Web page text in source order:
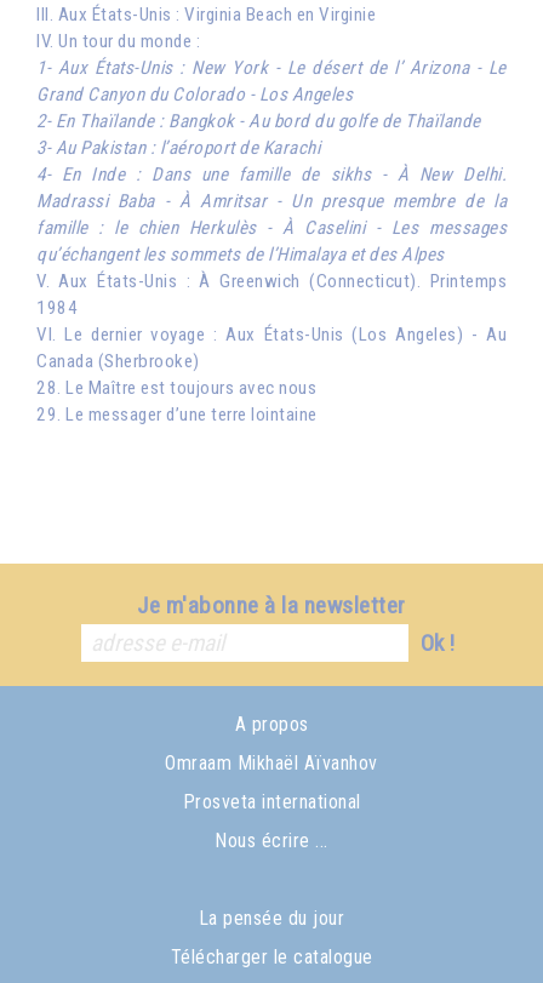
III. Aux États-Unis : Virginia Beach en Virginie
IV. Un tour du monde :
1- Aux États-Unis : New York - Le désert de l’ Arizona - Le
Grand Canyon du Colorado - Los Angeles
2- En Thaïlande : Bangkok - Au bord du golfe de Thaïlande
3- Au Pakistan : l’aéroport de Karachi
4- En Inde : Dans une famille de sikhs - À New Delhi.
Madrassi Baba - À Amritsar - Un presque membre de la
famille : le chien Herkulès - À Caselini - Les messages
qu’échangent les sommets de l’Himalaya et des Alpes
V. Aux États-Unis : À Greenwich (Connecticut). Printemps
1984
VI. Le dernier voyage : Aux États-Unis (Los Angeles) - Au
Canada (Sherbrooke)
28. Le Maître est toujours avec nous
29. Le messager d’une terre lointaine
Je m'abonne à la newsletter
Ok !
A propos
Omraam Mikhaël Aïvanhov
Prosveta international
Nous écrire ...
La pensée du jour
Télécharger le catalogue